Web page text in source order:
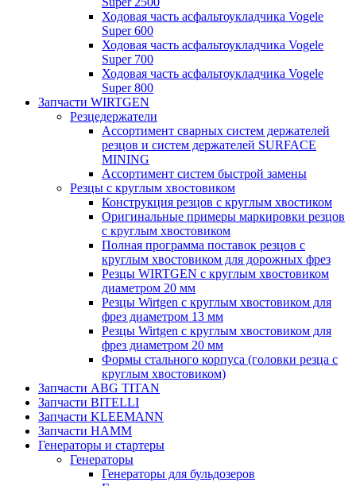
Ходовая часть асфальтоукладчика Vogele
Super 600
Ходовая часть асфальтоукладчика Vogele
Super 700
Ходовая часть асфальтоукладчика Vogele
Super 800
Запчасти WIRTGEN
Резцедержатели
Ассортимент сварных систем держателей
резцов и систем держателей SURFACE
MINING
Ассортимент систем быстрой замены
Резцы с круглым хвостовиком
Конструкция резцов с круглым хвостиком
Оригинальные примеры маркировки резцов
с круглым хвостовиком
Полная программа поставок резцов с
круглым хвостовиком для дорожных фрез
Резцы WIRTGEN с круглым хвостовиком
диаметром 20 мм
Резцы Wirtgen с круглым хвостовиком для
фрез диаметром 13 мм
Резцы Wirtgen с круглым хвостовиком для
фрез диаметром 20 мм
Формы стального корпуса (головки резца с
круглым хвостовиком)
Запчасти ABG TITAN
Запчасти BITELLI
Запчасти KLEEMANN
Запчасти HAMM
Генераторы и стартеры
Генераторы
Генераторы для бульдозеров